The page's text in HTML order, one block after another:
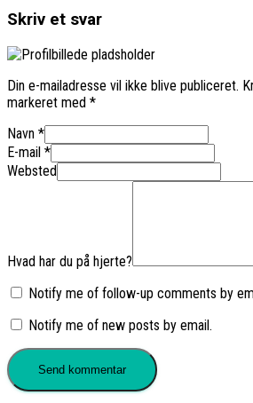
Skriv et svar
Din e-mailadresse vil ikke blive publiceret.
markeret med *
Navn *
E-mail *
Websted
Hvad har du på hjerte?
Notify me of follow-up comments by
Notify me of new posts by email.